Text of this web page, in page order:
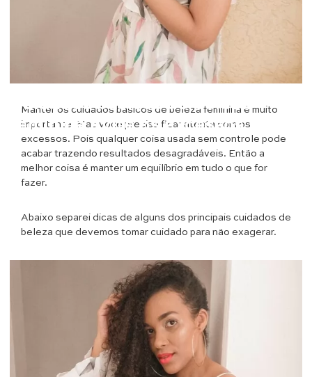
Cuidados básicos de beleza
feminina evite os excessos
Manter os cuidados básicos de beleza feminina é muito
importante. Mas você precisa ficar atenta com os
excessos. Pois qualquer coisa usada sem controle pode
acabar trazendo resultados desagradáveis. Então a
melhor coisa é manter um equilíbrio em tudo o que for
fazer.
Abaixo separei dicas de alguns dos principais cuidados de
beleza que devemos tomar cuidado para não exagerar.